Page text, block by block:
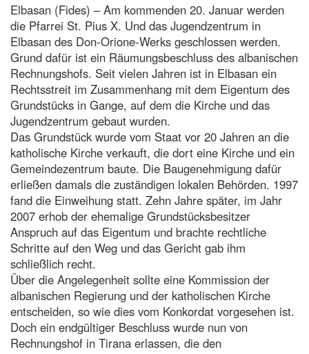
Elbasan (Fides) – Am kommenden 20. Januar werden
die Pfarrei St. Pius X. Und das Jugendzentrum in
Elbasan des Don-Orione-Werks geschlossen werden.
Grund dafür ist ein Räumungsbeschluss des albanischen
Rechnungshofs. Seit vielen Jahren ist in Elbasan ein
Rechtsstreit im Zusammenhang mit dem Eigentum des
Grundstücks in Gange, auf dem die Kirche und das
Jugendzentrum gebaut wurden.
Das Grundstück wurde vom Staat vor 20 Jahren an die
katholische Kirche verkauft, die dort eine Kirche und ein
Gemeindezentrum baute. Die Baugenehmigung dafür
erließen damals die zuständigen lokalen Behörden. 1997
fand die Einweihung statt. Zehn Jahre später, im Jahr
2007 erhob der ehemalige Grundstücksbesitzer
Anspruch auf das Eigentum und brachte rechtliche
Schritte auf den Weg und das Gericht gab ihm
schließlich recht.
Über die Angelegenheit sollte eine Kommission der
albanischen Regierung und der katholischen Kirche
entscheiden, so wie dies vom Konkordat vorgesehen ist.
Doch ein endgültiger Beschluss wurde nun von
Rechnungshof in Tirana erlassen, die den